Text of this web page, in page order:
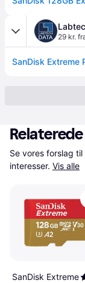
29 kr.
Se vores forslag
interesser. Vis alle
SanDisk Extreme